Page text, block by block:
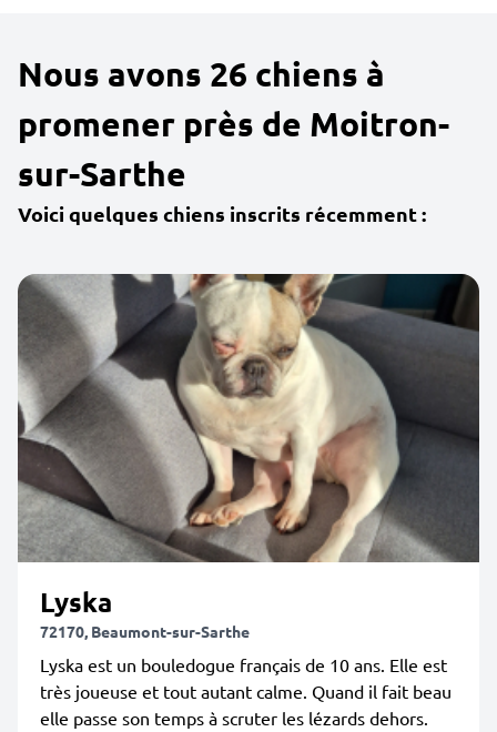
Nous avons 26 chiens à
promener près de Moitron-
sur-Sarthe
Voici quelques chiens inscrits récemment :
Lyska
72170, Beaumont-sur-Sarthe
Lyska est un bouledogue français de 10 ans. Elle est
très joueuse et tout autant calme. Quand il fait beau
elle passe son temps à scruter les lézards dehors.